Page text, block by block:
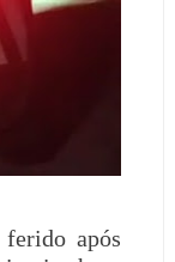
após